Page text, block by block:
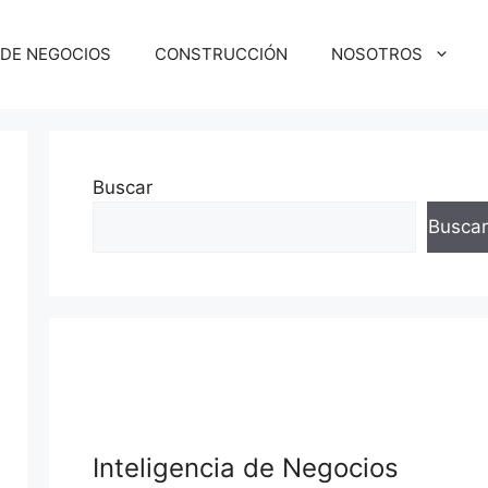
NEGOCIOS CONSTRUCCIÓN NOSOTROS
Buscar
Buscar
Inteligencia de Negocios